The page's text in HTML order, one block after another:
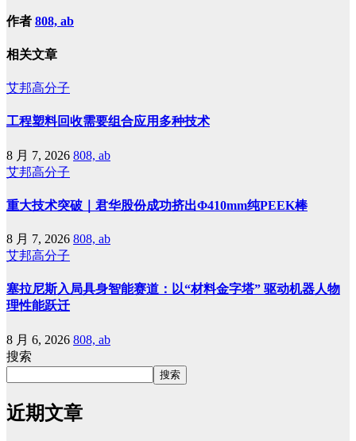
作者 808, ab
相关文章
艾邦高分子
工程塑料回收需要组合应用多种技术
8 月 7, 2026 808, ab
艾邦高分子
重大技术突破｜君华股份成功挤出Φ410mm纯PEEK棒
8 月 7, 2026 808, ab
艾邦高分子
塞拉尼斯入局具身智能赛道：以“材料金字塔” 驱动机器人物
理性能跃迁
8 月 6, 2026 808, ab
搜索
搜索
近期文章